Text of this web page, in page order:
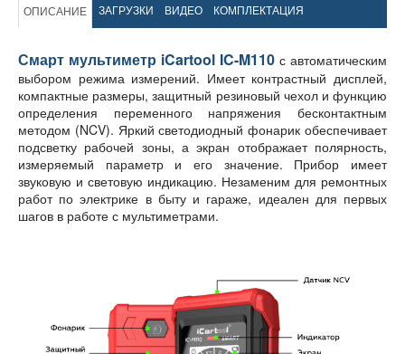
ОПИСАНИЕ ЗАГРУЗКИ ВИДЕО КОМПЛЕКТАЦИЯ
Смарт мультиметр iCartool IC-M110 с автоматическим
выбором режима измерений. Имеет контрастный дисплей,
компактные размеры, защитный резиновый чехол и функцию
определения переменного напряжения бесконтактным
методом (NCV). Яркий светодиодный фонарик обеспечивает
подсветку рабочей зоны, а экран отображает полярность,
измеряемый параметр и его значение. Прибор имеет
звуковую и световую индикацию. Незаменим для ремонтных
работ по электрике в быту и гараже, идеален для первых
шагов в работе с мультиметрами.